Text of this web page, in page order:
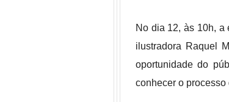
No dia 12, às 10h, a
ilustradora Raquel
oportunidade do
conhecer o